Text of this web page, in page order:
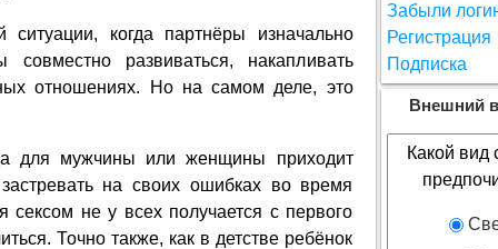
ситуации, когда партнёры изначально
развиваться, накапливать
отношениях. Но на самом деле, это
для мужчины или женщины приходит
на своих ошибках во время
сексом не у всех получается с первого
Точно также, как в детстве ребёнок
Забыли
Регистрация
Подписка
Внешний
Какой вид